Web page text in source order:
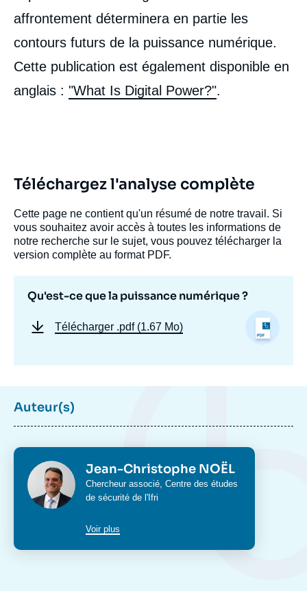
affrontement déterminera en partie les
contours futurs de la puissance numérique.
Cette publication est également disponible en
anglais : "What Is Digital Power?".
Téléchargez l'analyse complète
Cette page ne contient qu'un résumé de notre travail. Si
vous souhaitez avoir accès à toutes les informations de
notre recherche sur le sujet, vous pouvez télécharger la
version complète au format PDF.
Qu'est-ce que la puissance numérique ?
Télécharger .pdf (1.67 Mo)
Auteur(s)
Photo Jean-Christophe NOËL
Intitulé
du
Chercheur associé, Centre des études
de sécurité de l'Ifri
Voir plus
publication
Jean-Christophe NOËL, « Qu'est-ce que la
puissance numérique ? », Études, Ifri, 12